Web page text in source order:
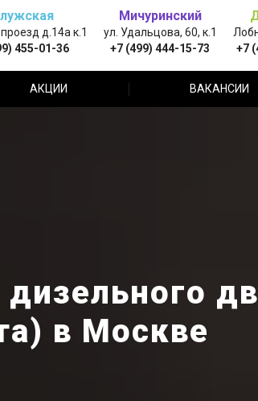
д.14а к.1
455-01-36
Мичуринский
ул. Удальцова, 60, к.1
+7 (499) 444-15-73
+7
АКЦИИ ВАКАНСИИ
в Москве